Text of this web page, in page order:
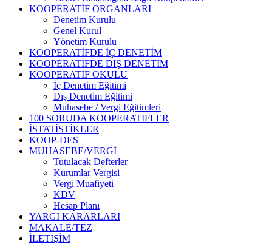
KOOPERATİF ORGANLARI
Denetim Kurulu
Genel Kurul
Yönetim Kurulu
KOOPERATİFDE İÇ DENETİM
KOOPERATİFDE DIŞ DENETİM
KOOPERATİF OKULU
İç Denetim Eğitimi
Dış Denetim Eğitimi
Muhasebe / Vergi Eğitimleri
100 SORUDA KOOPERATİFLER
İSTATİSTİKLER
KOOP-DES
MUHASEBE/VERGİ
Tutulacak Defterler
Kurumlar Vergisi
Vergi Muafiyeti
KDV
Hesap Planı
YARGI KARARLARI
MAKALE/TEZ
İLETİŞİM